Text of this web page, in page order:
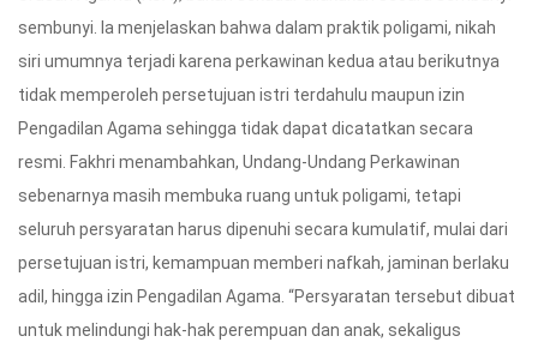
sembunyi. Ia menjelaskan bahwa dalam praktik poligami, nikah
siri umumnya terjadi karena perkawinan kedua atau berikutnya
tidak memperoleh persetujuan istri terdahulu maupun izin
Pengadilan Agama sehingga tidak dapat dicatatkan secara
resmi. Fakhri menambahkan, Undang-Undang Perkawinan
sebenarnya masih membuka ruang untuk poligami, tetapi
seluruh persyaratan harus dipenuhi secara kumulatif, mulai dari
persetujuan istri, kemampuan memberi nafkah, jaminan berlaku
adil, hingga izin Pengadilan Agama. “Persyaratan tersebut dibuat
untuk melindungi hak-hak perempuan dan anak, sekaligus